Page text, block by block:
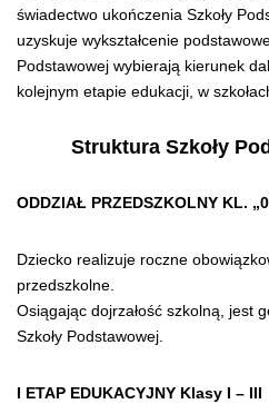
świadectwo ukończenia Szkoły
uzyskuje wykształcenie
Podstawowej wybierają kierunek
kolejnym etapie edukacji, w
Struktura Szkoły
ODDZIAŁ PRZEDSZKOLNY KL.
Dziecko realizuje roczne
przedszkolne.
Osiągając dojrzałość szkolną, jest
Szkoły Podstawowej.
I ETAP EDUKACYJNY Klasy I – III